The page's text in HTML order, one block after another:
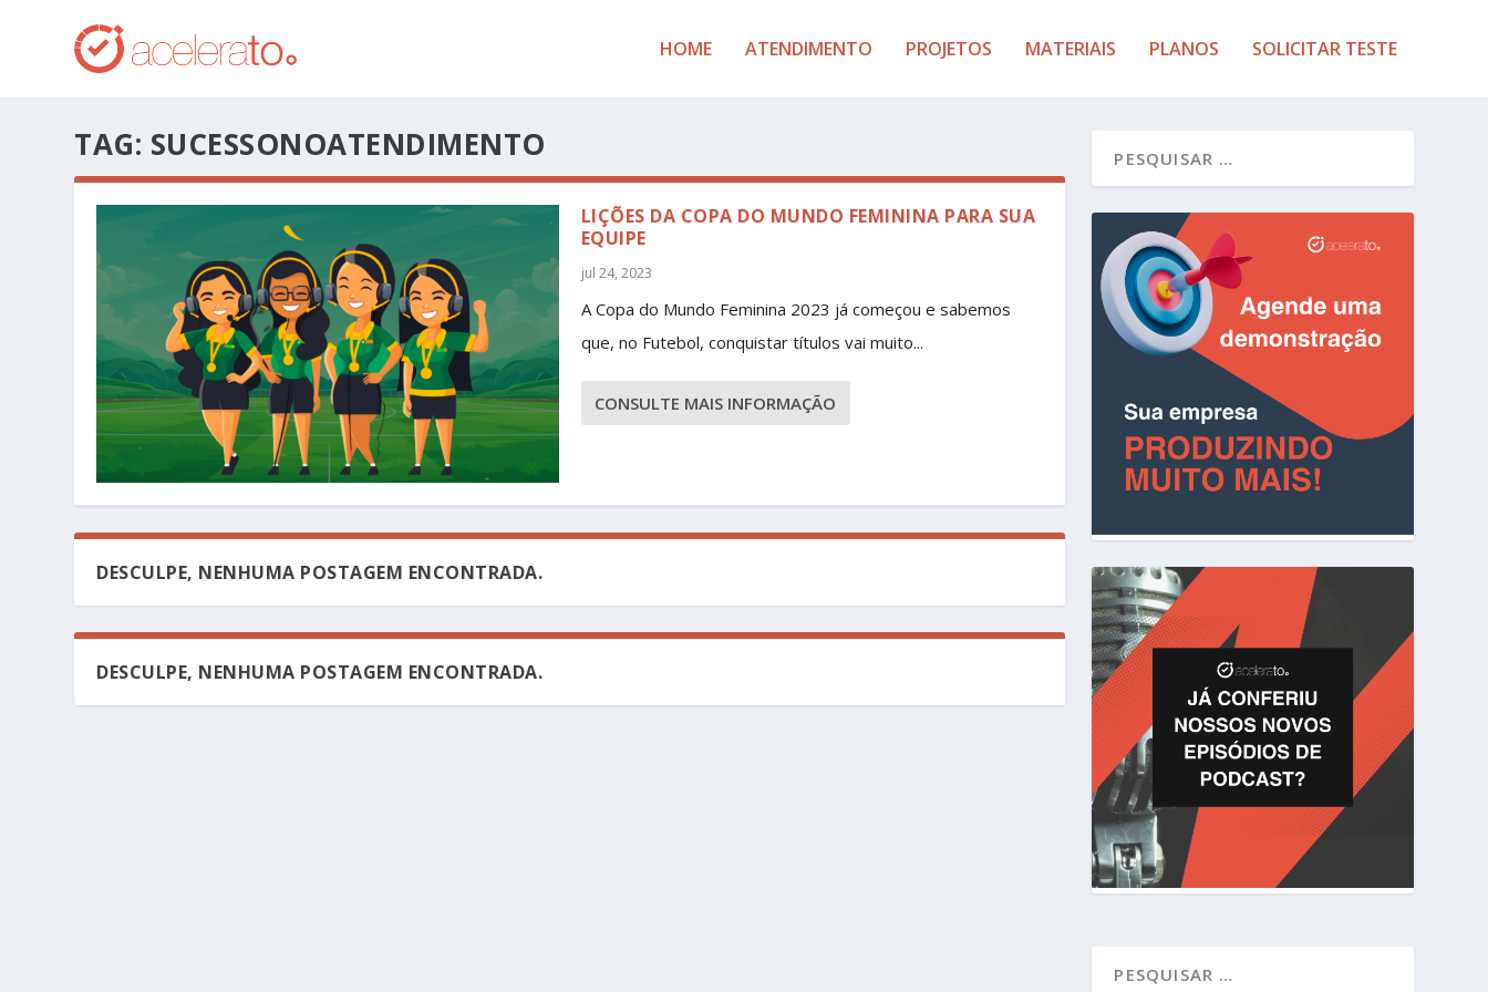
HOME ATENDIMENTO PROJETOS MATERIAIS PLANOS SOLICITAR TESTE
TAG: SUCESSONOATENDIMENTO
LIÇÕES DA COPA DO MUNDO FEMININA PARA SUA
EQUIPE
jul 24, 2023
A Copa do Mundo Feminina 2023 já começou e sabemos
que, no Futebol, conquistar títulos vai muito...
CONSULTE MAIS INFORMAÇÃO
DESCULPE, NENHUMA POSTAGEM ENCONTRADA.
DESCULPE, NENHUMA POSTAGEM ENCONTRADA.